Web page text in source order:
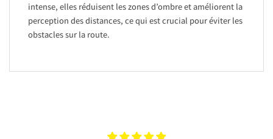
intense, elles réduisent les zones d’ombre et améliorent la
perception des distances, ce qui est crucial pour éviter les
obstacles sur la route.